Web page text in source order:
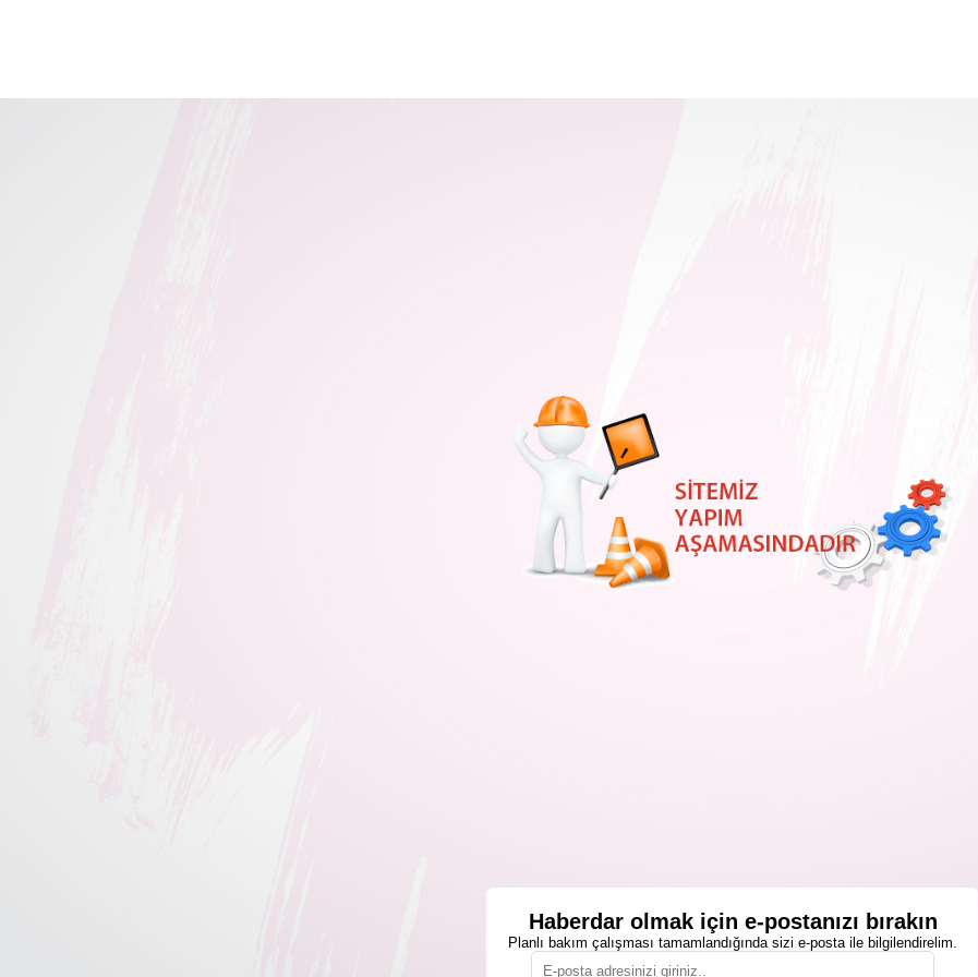
Haberdar olmak için e-postanızı bırakın
Planlı bakım çalışması tamamlandığında sizi e-posta ile bilgilendirelim.